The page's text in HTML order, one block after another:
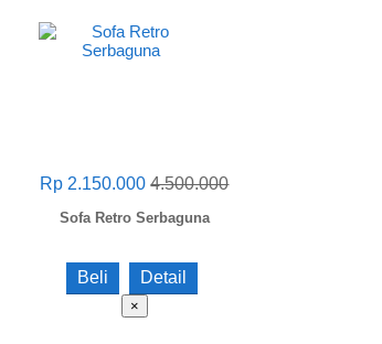
Rp 2.150.0004.500.000
Sofa Retro Serbaguna
Beli Detail
×